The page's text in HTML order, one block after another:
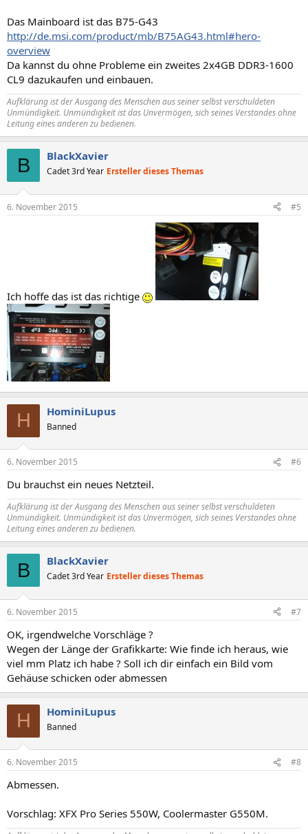
Das Mainboard ist das B75-G43
http://de.msi.com/product/mb/B75AG43.html#hero-
overview
Da kannst du ohne Probleme ein zweites 2x4GB DDR3-1600
CL9 dazukaufen und einbauen.
Aufklärung ist der Ausgang des Menschen aus seiner selbst verschuldeten
Unmündigkeit. Unmündigkeit ist das Unvermögen, sich seines Verstandes ohne
Leitung eines anderen zu bedienen.
B BlackXavier
Cadet 3rd Year Ersteller dieses Themas
6. November 2015 #5
Ich hoffe das ist das richtige
H HominiLupus
Banned
6. November 2015 #6
Du brauchst ein neues Netzteil.
Aufklärung ist der Ausgang des Menschen aus seiner selbst verschuldeten
Unmündigkeit. Unmündigkeit ist das Unvermögen, sich seines Verstandes ohne
Leitung eines anderen zu bedienen.
B BlackXavier
Cadet 3rd Year Ersteller dieses Themas
6. November 2015 #7
OK, irgendwelche Vorschläge ?
Wegen der Länge der Grafikkarte: Wie finde ich heraus, wie
viel mm Platz ich habe ? Soll ich dir einfach ein Bild vom
Gehäuse schicken oder abmessen
H HominiLupus
Banned
6. November 2015 #8
Abmessen.
Vorschlag: XFX Pro Series 550W, Coolermaster G550M.